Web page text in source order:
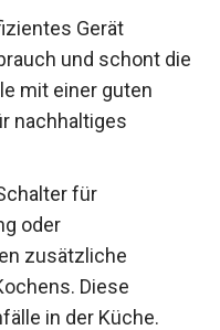
Gerät
und schont die
mit einer guten
nachhaltiges
für
oder
zusätzliche
Diese
in der Küche.